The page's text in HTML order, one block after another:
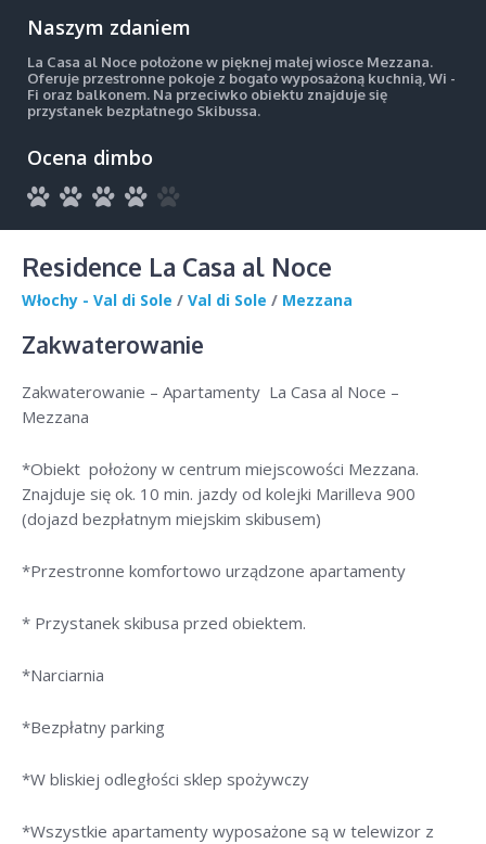
Naszym zdaniem
La Casa al Noce położone w pięknej małej wiosce Mezzana.
Oferuje przestronne pokoje z bogato wyposażoną kuchnią, Wi -
Fi oraz balkonem. Na przeciwko obiektu znajduje się
przystanek bezpłatnego Skibussa.
Ocena dimbo
Residence La Casa al Noce
Włochy - Val di Sole / Val di Sole / Mezzana
Zakwaterowanie
Zakwaterowanie – Apartamenty La Casa al Noce –
Mezzana
*Obiekt położony w centrum miejscowości Mezzana.
Znajduje się ok. 10 min. jazdy od kolejki Marilleva 900
(dojazd bezpłatnym miejskim skibusem)
*Przestronne komfortowo urządzone apartamenty
* Przystanek skibusa przed obiektem.
*Narciarnia
*Bezpłatny parking
*W bliskiej odległości sklep spożywczy
*Wszystkie apartamenty wyposażone są w telewizor z